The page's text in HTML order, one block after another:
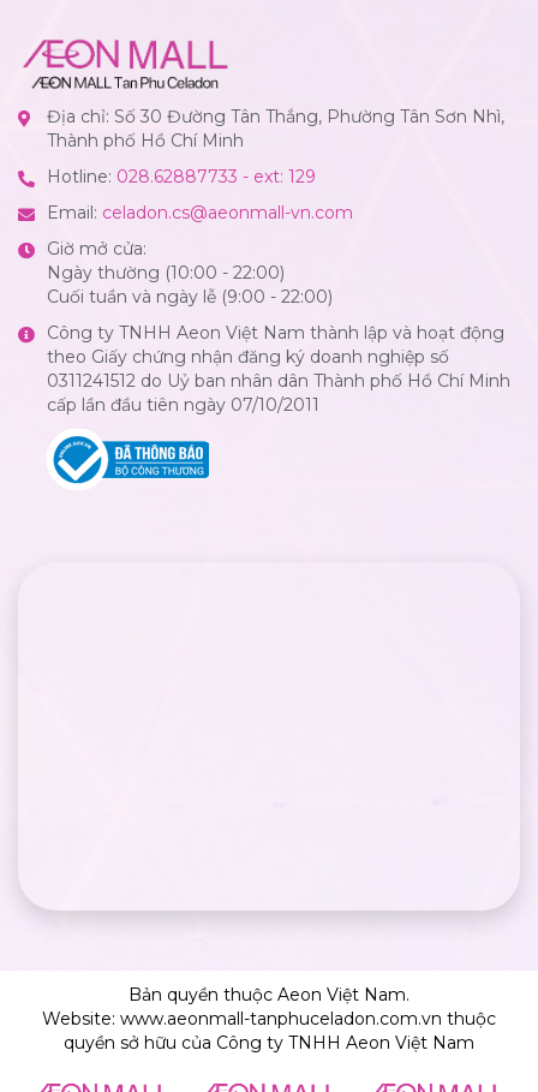
Địa chỉ: Số 30 Đường Tân Thắng, Phường Tân Sơn Nhì,
Thành phố Hồ Chí Minh
Hotline: 028.62887733 - ext: 129
Email: celadon.cs@aeonmall-vn.com
Giờ mở cửa:
Ngày thường (10:00 - 22:00)
Cuối tuần và ngày lễ (9:00 - 22:00)
Công ty TNHH Aeon Việt Nam thành lập và hoạt động
theo Giấy chứng nhận đăng ký doanh nghiệp số
0311241512 do Uỷ ban nhân dân Thành phố Hồ Chí Minh
cấp lần đầu tiên ngày 07/10/2011
Bản quyền thuộc Aeon Việt Nam.
Website: www.aeonmall-tanphuceladon.com.vn thuộc
quyền sở hữu của Công ty TNHH Aeon Việt Nam